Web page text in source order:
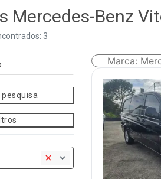
Mercedes-Benz
3
Marca: